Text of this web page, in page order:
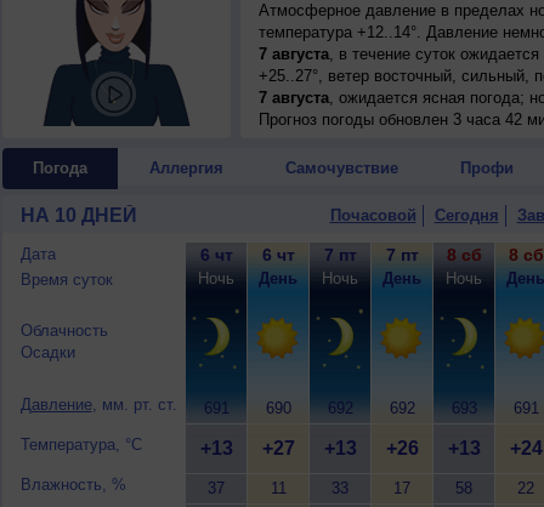
Атмосферное давление в пределах
температура +12..14°. Давление
7 августа, в течение суток
+25..27°, ветер восточный, сильный,
7 августа, ожидается ясная погода;
восточный, сильный, порывы до 8 м/с.
+23..25°, ветер восточный,
Прогноз погоды обновлен 3 часа 42
Погода Аллергия Самочувствие Профи
НА 10 ДНЕЙ Почасовой Сегодня
Дата
Время суток
Облачность
Осадки
Давление, мм. рт. ст.
Температура, °C
Влажность, %
6 чт
Ночь
691
+13
37
6 чт
День
690
+27
11
7 пт
Ночь
692
+13
33
7 пт
День
692
+26
17
8 сб
Ночь
693
+13
58
8 сб
День
691
+24
22